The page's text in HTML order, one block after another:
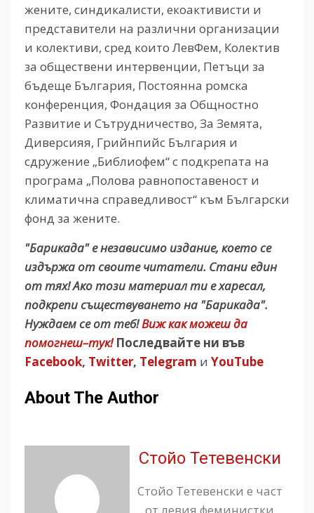
жените, синдикалисти, екоактивисти и
представители на различни организации
и колективи, сред които ЛевФем, Колектив
за обществени интервенции, Петъци за
бъдеще България, Постоянна ромска
конференция, Фондация за Общностно
Развитие и Сътрудничество, За Земята,
Диверсияя, Грийнпийс България и
сдружение „Библиофем“ с подкрепата на
програма „Полова равнопоставеност и
климатична справедливост“ към Български
фонд за жените.
"Барикада" е независимо издание, което се
издържа от своите читатели. Стани един
от тях! Ако този материал ти е харесал,
подкрепи съществуването на "Барикада".
Нуждаем се от теб!Виж как можеш да
помогнеш–тук! Последвайте ни във
Facebook, Twitter, Telegram и YouTube
About The Author
Стойо Тетевенски
Стойо Тетевенски е част
от левия феминистки